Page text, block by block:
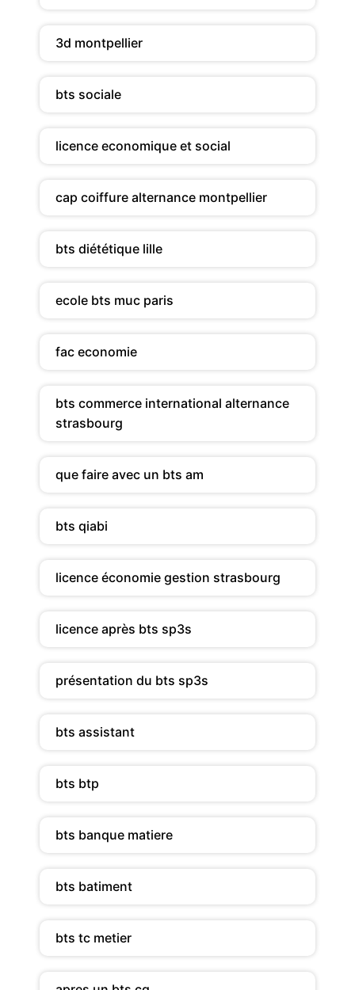
3d montpellier
bts sociale
licence economique et social
cap coiffure alternance montpellier
bts diététique lille
ecole bts muc paris
fac economie
bts commerce international alternance
strasbourg
que faire avec un bts am
bts qiabi
licence économie gestion strasbourg
licence après bts sp3s
présentation du bts sp3s
bts assistant
bts btp
bts banque matiere
bts batiment
bts tc metier